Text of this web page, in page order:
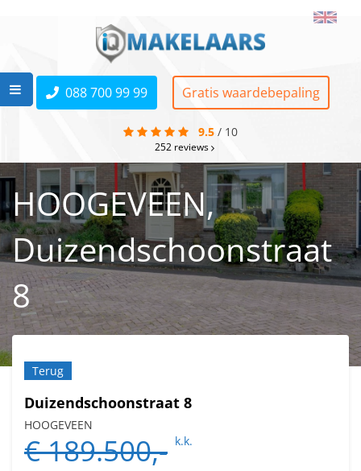
088 700 99 99 Gratis waardebepaling
9.5 / 10
252 reviews
HOOGEVEEN,
Duizendschoonstraat
8
Terug
Duizendschoonstraat 8
HOOGEVEEN
€ 189.500,- k.k.